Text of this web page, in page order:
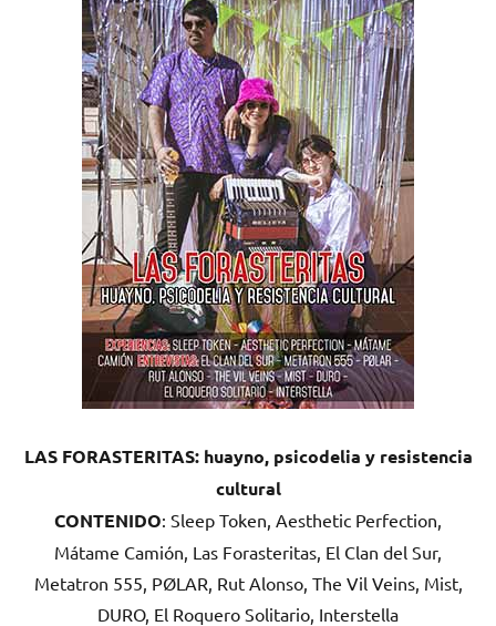
LAS FORASTERITAS: huayno, psicodelia y resistencia
cultural
CONTENIDO: Sleep Token, Aesthetic Perfection,
Mátame Camión, Las Forasteritas, El Clan del Sur,
Metatron 555, PØLAR, Rut Alonso, The Vil Veins, Mist,
DURO, El Roquero Solitario, Interstella